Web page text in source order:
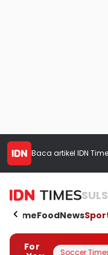
Baca artikel IDN
HomeFoodNews
For
Soccer